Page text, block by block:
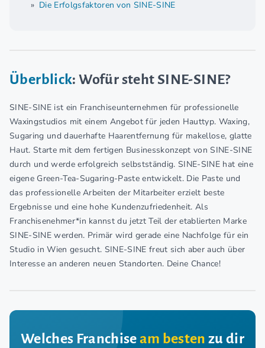
Die Erfolgsfaktoren von SINE-SINE
Überblick: Wofür steht SINE-SINE?
SINE-SINE ist ein Franchiseunternehmen für professionelle
Waxingstudios mit einem Angebot für jeden Hauttyp. Waxing,
Sugaring und dauerhafte Haarentfernung für makellose, glatte
Haut. Starte mit dem fertigen Businesskonzept von SINE-SINE
durch und werde erfolgreich selbstständig. SINE-SINE hat eine
eigene Green-Tea-Sugaring-Paste entwickelt. Die Paste und
das professionelle Arbeiten der Mitarbeiter erzielt beste
Ergebnisse und eine hohe Kundenzufriedenheit. Als
Franchisenehmer*in kannst du jetzt Teil der etablierten Marke
SINE-SINE werden. Primär wird gerade eine Nachfolge für ein
Studio in Wien gesucht. SINE-SINE freut sich aber auch über
Interesse an anderen neuen Standorten. Deine Chance!
Welches Franchiseam besten zu dir